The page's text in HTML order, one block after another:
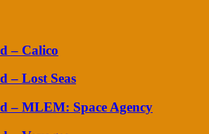
– Calico
– Lost Seas
– MLEM: Space Agency